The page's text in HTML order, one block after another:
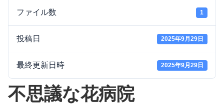
ファイル数 1
投稿日 2025年9月29日
最終更新日時 2025年9月29日
不思議な花病院